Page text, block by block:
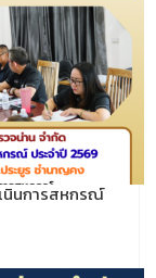
นินการสหกรณ์